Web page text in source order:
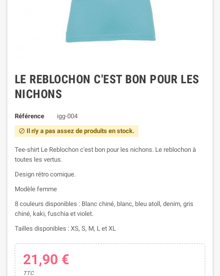
LE REBLOCHON C'EST BON POUR LES
NICHONS
Référence igg-004
 Il n'y a pas assez de produits en stock.
Tee-shirt Le Reblochon c'est bon pour les nichons. Le reblochon à
toutes les vertus.
Design rétro comique.
Modèle femme
8 couleurs disponibles : Blanc chiné, blanc, bleu atoll, denim, gris
chiné, kaki, fuschia et violet.
Tailles disponibles : XS, S, M, L et XL
21,90 €
TTC